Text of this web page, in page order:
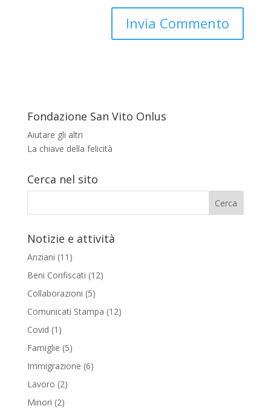
Fondazione San Vito Onlus
Aiutare gli altri
La chiave della felicità
Cerca nel sito
Notizie e attività
Anziani (11)
Beni Confiscati (12)
Collaborazioni (5)
Comunicati Stampa (12)
Covid (1)
Famiglie (5)
Immigrazione (6)
Lavoro (2)
Minori (2)